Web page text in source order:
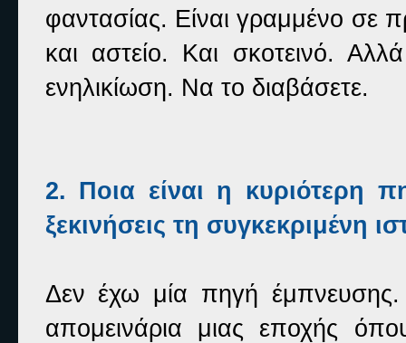
φαντασίας. Είναι γραμμένο σε
και αστείο. Και σκοτεινό.
ενηλικίωση. Να το διαβάσετε.
2. Ποια είναι η κυριότερη
ξεκινήσεις τη συγκεκριμένη
Δεν έχω μία πηγή έμπνευσης.
απομεινάρια μιας εποχής